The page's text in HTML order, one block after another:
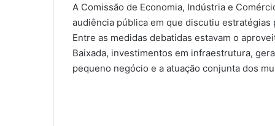
A Comissão de Economia, Indústria e
audiência pública em que discutiu
Entre as medidas debatidas estavam o
Baixada, investimentos em infraestrutura,
pequeno negócio e a atuação conjunta dos